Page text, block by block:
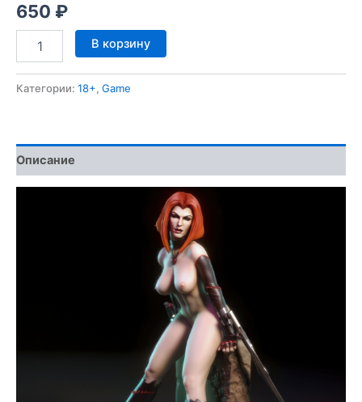
650 ₽
Количество
товара
Rayne
В корзину
Категории: 18+, Game
Описание